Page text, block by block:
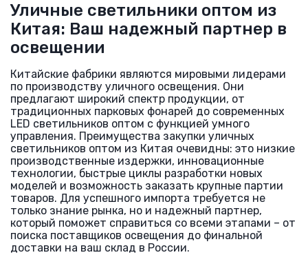
Уличные светильники оптом из
Китая: Ваш надежный партнер в
освещении
Китайские фабрики являются мировыми лидерами
по производству уличного освещения. Они
предлагают широкий спектр продукции, от
традиционных парковых фонарей до современных
LED светильников оптом с функцией умного
управления. Преимущества закупки уличных
светильников оптом из Китая очевидны: это низкие
производственные издержки, инновационные
технологии, быстрые циклы разработки новых
моделей и возможность заказать крупные партии
товаров. Для успешного импорта требуется не
только знание рынка, но и надежный партнер,
который поможет справиться со всеми этапами – от
поиска поставщиков освещения до финальной
доставки на ваш склад в России.